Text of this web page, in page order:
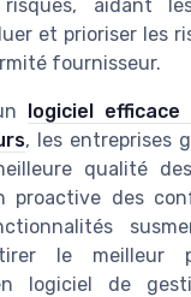
aidant
et prioriser les
fournisseur.
logiciel
, les entreprises
qualité
proactive des
le meilleur
logiciel de